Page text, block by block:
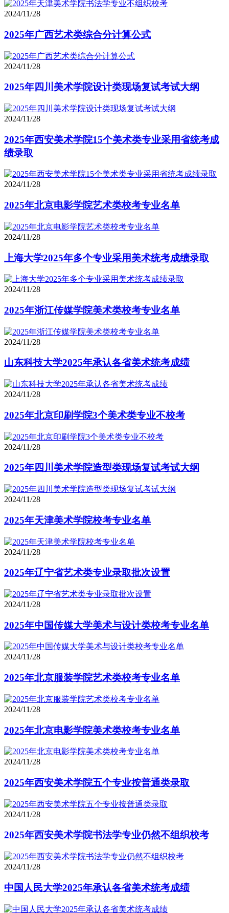
2024/11/28
2025年广西艺术类综合分计算公式
2024/11/28
2025年四川美术学院设计类现场复试考试大纲
2024/11/28
2025年西安美术学院15个美术类专业采用省统考成
绩录取
2024/11/28
2025年北京电影学院艺术类校考专业名单
2024/11/28
上海大学2025年多个专业采用美术统考成绩录取
2024/11/28
2025年浙江传媒学院美术类校考专业名单
2024/11/28
山东科技大学2025年承认各省美术统考成绩
2024/11/28
2025年北京印刷学院3个美术类专业不校考
2024/11/28
2025年四川美术学院造型类现场复试考试大纲
2024/11/28
2025年天津美术学院校考专业名单
2024/11/28
2025年辽宁省艺术类专业录取批次设置
2024/11/28
2025年中国传媒大学美术与设计类校考专业名单
2024/11/28
2025年北京服装学院艺术类校考专业名单
2024/11/28
2025年北京电影学院美术类校考专业名单
2024/11/28
2025年西安美术学院五个专业按普通类录取
2024/11/28
2025年西安美术学院书法学专业仍然不组织校考
2024/11/28
中国人民大学2025年承认各省美术统考成绩